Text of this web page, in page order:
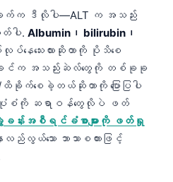
ချက်က ဒီလိုပါ—ALT က အသည်း
ပါ. Albumin၊ bilirubin၊
ေသေးလားဆိုတာကို ပိုသိစေ
ေးခင်က အသည်းဆဲလ်တွေကို တစ်ခုခု
က်စေခဲ့တယ်ဆိုတာကို ပြောပြပါ
ပုံစံကို ဆရာဝန်တွေလိုပဲ ဖတ်
ခန်းအစီရင်ခံစာများကို ဖတ်ရှု
ည်လွယ်သော ဘာသာစကားဖြင့်